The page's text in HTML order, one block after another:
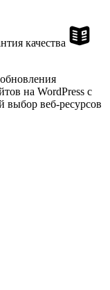
качества
на WordPress с
выбор веб-ресурсов